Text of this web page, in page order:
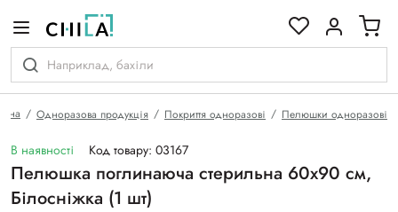
Одноразова продукція Покриття одноразові Пелюшки одноразові
В наявності Код товару: 03167
Пелюшка поглинаюча стерильна 60х90 см,
Білосніжка (1 шт)
гамі